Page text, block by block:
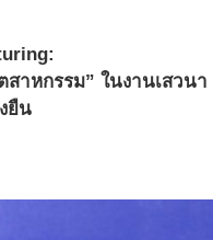
าหกรรม” ในงานเสวนา
ยืน